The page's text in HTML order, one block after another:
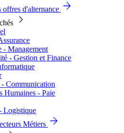
offres d'alternance
- Management
- Gestion et Finance
Communication
Humaines - Paie
Logistique
Métiers